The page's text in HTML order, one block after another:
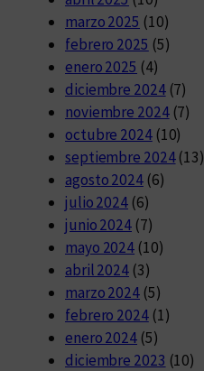
marzo 2025 (10)
febrero 2025 (5)
enero 2025 (4)
diciembre 2024(7)
noviembre 2024(7)
octubre 2024(10)
septiembre 2024(13)
agosto 2024(6)
julio 2024 (6)
junio 2024 (7)
mayo 2024 (10)
abril 2024 (3)
marzo 2024 (5)
febrero 2024(1)
enero 2024 (5)
diciembre 2023 (10)